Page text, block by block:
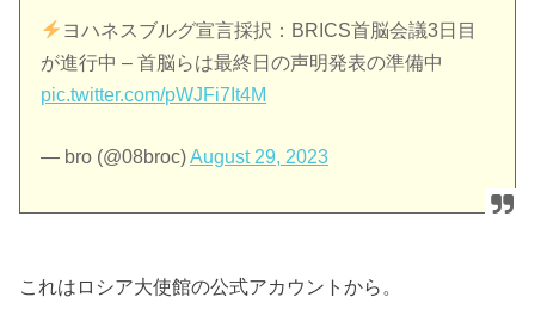
ヨハネスブルグ宣言採択：BRICS首脳会議3日目
が進行中 – 首脳らは最終日の声明発表の準備中
pic.twitter.com/pWJFi7It4M
— bro (@08broc)August 29, 2023
これはロシア大使館の公式アカウントから。